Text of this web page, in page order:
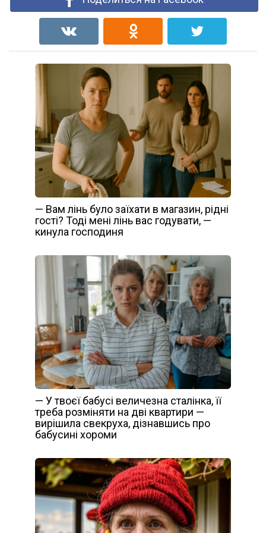
— Вам лінь було заїхати в магазин, рідні
гості? Тоді мені лінь вас годувати, —
кинула господиня
— У твоєї бабусі величезна сталінка, її
треба розміняти на дві квартири —
вирішила свекруха, дізнавшись про
бабусині хороми